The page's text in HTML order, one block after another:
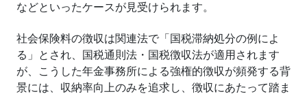
などといったケースが見受けられます。
社会保険料の徴収は関連法で「国税滞納処分の例によ
る」とされ、国税通則法・国税徴収法が適用されます
が、こうした年金事務所による強権的徴収が頻発する背
景には、収納率向上のみを追求し、徴収にあたって踏ま